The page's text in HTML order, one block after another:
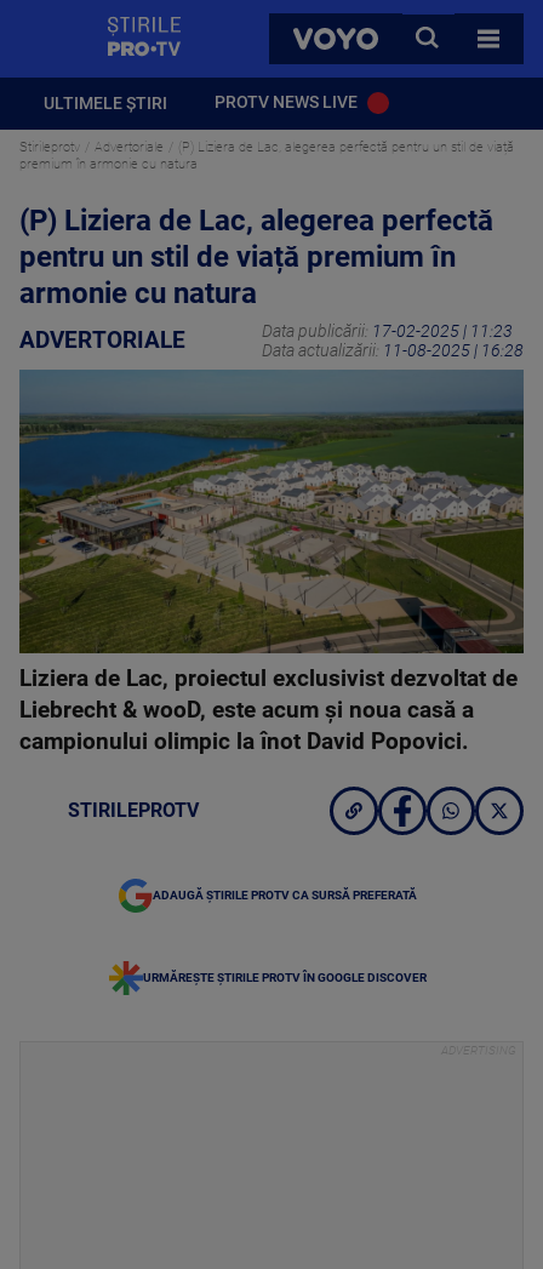
VOYO
CAUTA
TOATE
ULTIMELE ȘTIRI PROTV NEWS LIVE
Stirileprotv Advertoriale
(P) Liziera de Lac, alegerea perfectă pentru un stil de viață
premium în armonie cu natura
(P) Liziera de Lac, alegerea perfectă
pentru un stil de viață premium în
armonie cu natura
ADVERTORIALE Data publicării: 17-02-2025 | 11:23
Data actualizării: 11-08-2025 | 16:28
Liziera de Lac, proiectul exclusivist dezvoltat de
Liebrecht & wooD, este acum și noua casă a
campionului olimpic la înot David Popovici.
STIRILEPROTV
ADAUGĂ ȘTIRILE PROTV CA SURSĂ PREFERATĂ
URMĂREȘTE ȘTIRILE PROTV ÎN GOOGLE DISCOVER